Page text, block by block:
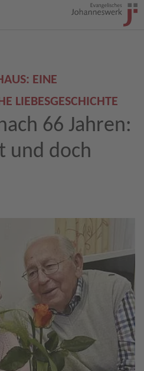
EINE
LIEBESGESCHICHTE
66 Jahren:
und doch